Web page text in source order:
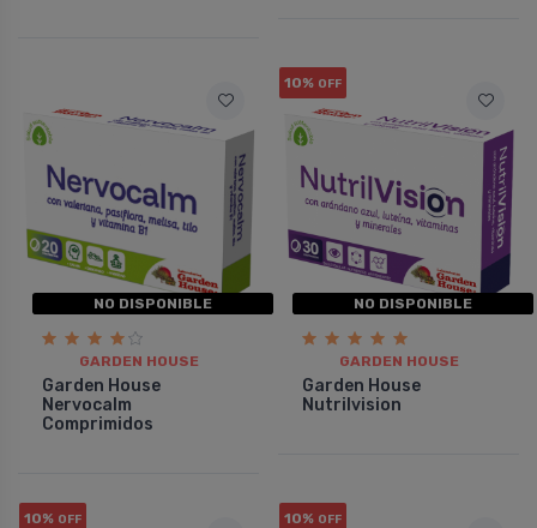
NO DISPONIBLE
GARDEN HOUSE
Garden House
Nervocalm
Comprimidos
10% OFF
NO DISPONIBLE
GARDEN HOUSE
Garden House
Nutrilvision
10% OFF 10% OFF